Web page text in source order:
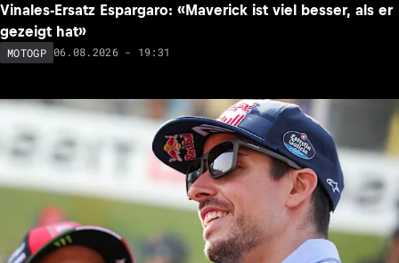
Vinales-Ersatz Espargaro: «Maverick ist viel besser, als er
gezeigt hat»
MOTOGP 06.08.2026 - 19:31